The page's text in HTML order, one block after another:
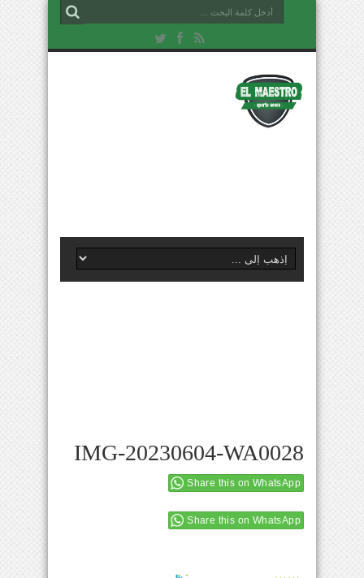
IMG-20230604-WA0028
Share this on WhatsApp
Share this on WhatsApp